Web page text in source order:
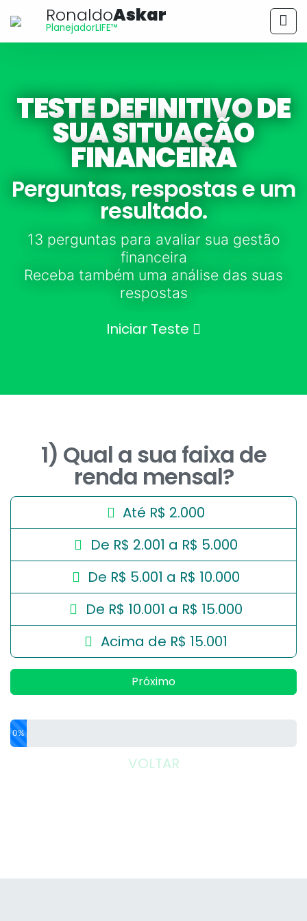
RonaldoAskar
PlanejadorLIFE™
TESTEDEFINITIVODE
SUA SITUAÇÃO
FINANCEIRA
Perguntas, respostas e um
resultado.
13 perguntas para avaliar sua gestão
financeira
Receba também uma análise das suas
respostas
Iniciar Teste
1) Qual a sua faixa de
renda mensal?
Até R$ 2.000
De R$ 2.001 a R$ 5.000
De R$ 5.001 a R$ 10.000
De R$ 10.001 a R$ 15.000
Acima de R$ 15.001
Próximo
0%
VOLTAR